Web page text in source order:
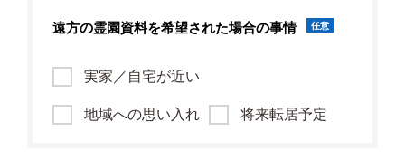
遠方の霊園資料を希望された場合の事情 任意
実家／自宅が近い
地域への思い入れ 将来転居予定